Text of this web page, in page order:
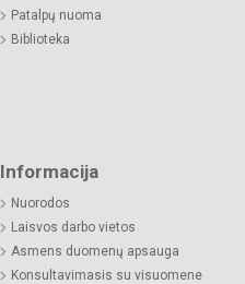
Patalpų nuoma
Biblioteka
Informacija
Nuorodos
Laisvos darbo vietos
Asmens duomenų apsauga
Konsultavimasis su visuomene